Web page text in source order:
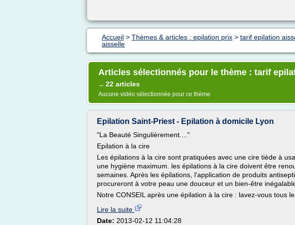
Accueil > Thèmes & articles : epilation prix > tarif epilation
aisselle
Articles sélectionnés pour le thème : tarif
→ 22 articles
Aucune vidéo sélectionnée pour ce thème
Epilation Saint-Priest - Epilation à domicile Lyon
"La Beauté Singulièrement...."
Epilation à la cire
Les épilations à la cire sont pratiquées avec une cire tiède à
une hygiène maximum. les épilations à la cire doivent être
semaines. Après les épilations, l'application de produits
procureront à votre peau une douceur et un bien-être
Notre CONSEIL après une épilation à la cire : lavez-vous tous
Lire la suite
Date: 2013-02-12 11:04:28